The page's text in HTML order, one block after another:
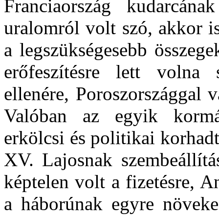
Franciaország
uralomról volt szó, akkor
a legszükségesebb
erőfeszítésre lett volna
ellenére, Poroszországgal
Valóban az egyik
erkölcsi és politikai
XV. Lajosnak
képtelen volt a fizetésre,
a háborúnak egyre